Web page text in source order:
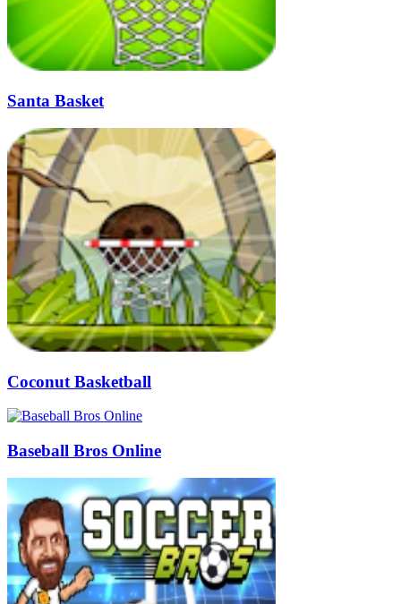
Santa Basket
Coconut Basketball
Baseball Bros Online